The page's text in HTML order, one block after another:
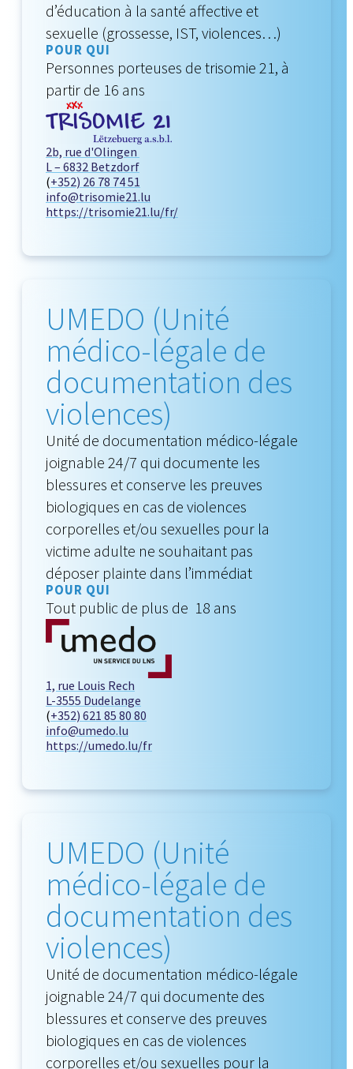
d’éducation à la santé affective et
sexuelle (grossesse, IST, violences…)
POUR QUI
Personnes porteuses de trisomie 21, à
partir de 16 ans
2b, rue d'Olingen
L – 6832 Betzdorf
(+352) 26 78 74 51
info@trisomie21.lu
https://trisomie21.lu/fr/
UMEDO (Unité
médico-légale de
documentation des
violences)
Unité de documentation médico-légale
joignable 24/7 qui documente les
blessures et conserve les preuves
biologiques en cas de violences
corporelles et/ou sexuelles pour la
victime adulte ne souhaitant pas
déposer plainte dans l’immédiat
POUR QUI
Tout public de plus de 18 ans
1, rue Louis Rech
L-3555 Dudelange
(+352) 621 85 80 80
info@umedo.lu
https://umedo.lu/fr
UMEDO (Unité
médico-légale de
documentation des
violences)
Unité de documentation médico-légale
joignable 24/7 qui documente des
blessures et conserve des preuves
biologiques en cas de violences
corporelles et/ou sexuelles pour la